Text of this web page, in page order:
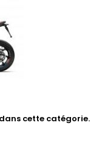
cette catégorie.